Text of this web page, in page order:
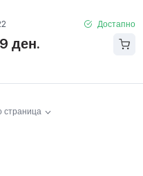
Достапно
ден.
страница